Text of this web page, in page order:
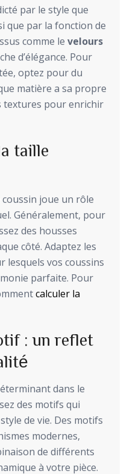
par le style que
que par la fonction de
comme le velours
d’élégance. Pour
optez pour du
matière a sa propre
textures pour enrichir
taille
joue un rôle
Généralement, pour
des housses
côté. Adaptez les
lesquels vos coussins
parfaite. Pour
calculer la
: un reflet
dans le
des motifs qui
de vie. Des motifs
modernes,
de différents
à votre pièce.